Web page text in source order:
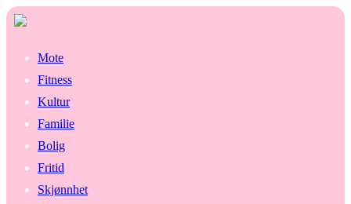
Mote
Fitness
Kultur
Familie
Bolig
Fritid
Skjønnhet